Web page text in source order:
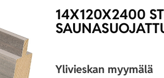
14X120X2400
Ylivieskan myymälä